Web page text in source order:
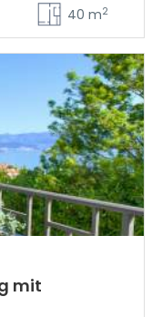
40 m2
mit